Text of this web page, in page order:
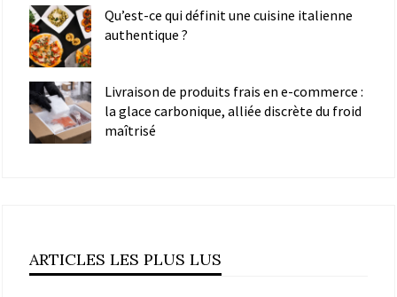
Qu’est-ce qui définit une cuisine italienne
authentique ?
Livraison de produits frais en e-commerce :
la glace carbonique, alliée discrète du froid
maîtrisé
ARTICLES LES PLUS LUS